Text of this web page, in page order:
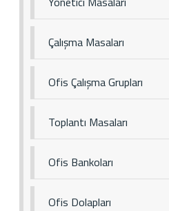
Çalışma Masaları
Ofis Çalışma Grupları
Toplantı Masaları
Ofis Bankoları
Ofis Dolapları